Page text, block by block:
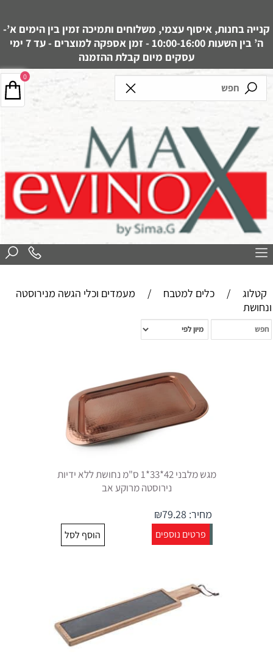
קנייה בחנות, איסוף עצמי, משלוחים ותמיכה זמין בין הימים א’-
ה’ בין השעות 10:00-16:00 - זמן אספקה למוצרים - עד 7 ימי
עסקים מיום קבלת ההזמנה
קטלוג / כלים למטבח /
מעמדים וכלי הגשה מנירוסטה
ונחושת
0
מגש מלבני 42*33*1 ס"מ נחושת ללא ידיות
נירוסטה מרוקע אב
מחיר: ₪79.28
פרטים נוספים הוסף לסל